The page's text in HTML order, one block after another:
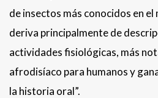
de insectos más conocidos en el
deriva principalmente de
actividades fisiológicas, más
afrodisíaco para humanos y
la historia oral”.